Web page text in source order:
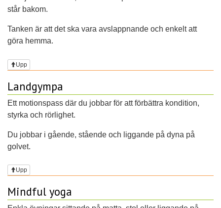
står bakom.
Tanken är att det ska vara avslappnande och enkelt att
göra hemma.
Upp
Landgympa
Ett motionspass där du jobbar för att förbättra kondition,
styrka och rörlighet.
Du jobbar i gående, stående och liggande på dyna på
golvet.
Upp
Mindful yoga